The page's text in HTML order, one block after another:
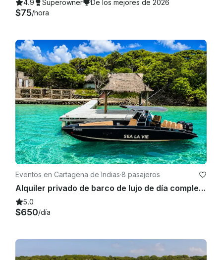
4.9 Superowner De los mejores de 2026
$75/hora
Eventos en Cartagena de Indias·8 pasajeros
Alquiler privado de barco de lujo de día completo en las Islas del Rosario-1 o 2
5.0
$650/día